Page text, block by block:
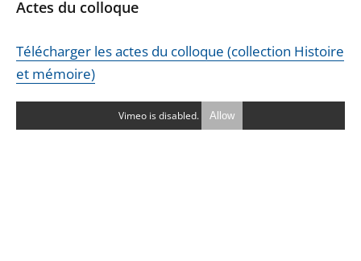
Actes du colloque
Télécharger les actes du colloque (collection Histoire
et mémoire)
Vimeo is disabled. Allow